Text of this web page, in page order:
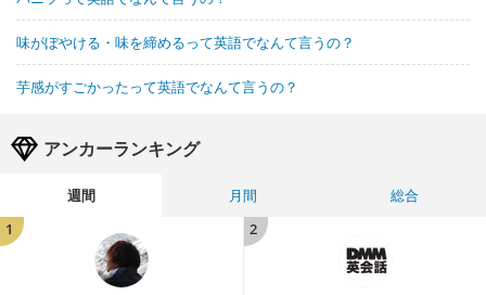
味がぼやける・味を締めるって英語でなんて言うの？
芋感がすごかったって英語でなんて言うの？
アンカーランキング
週間 月間
総合
1
2